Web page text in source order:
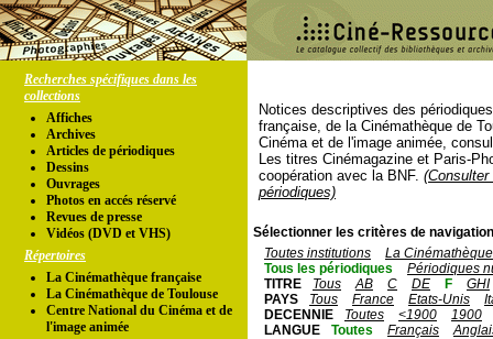
Recherches spécifiques dans les
collections
Affiches
Archives
Articles de périodiques
Dessins
Ouvrages
Photos en accés réservé
Revues de presse
Vidéos (DVD et VHS)
Répertoires
La Cinémathèque française
La Cinémathèque de Toulouse
Centre National du Cinéma et de
l'image animée
Notices descriptives des
française, de la Cinémathèque de
Cinéma et de l'image animée,
Les titres Cinémagazine et Paris-
coopération avec la BNF.
périodiques)
Sélectionner les critères de
Toutes institutions
La
Tous les périodiques
Périodiques
TITRE
Tous AB C DE F
GHI
PAYS
Tous France Etats-Unis
DECENNIE
Toutes <1900
1900
LANGUE
Toutes Français